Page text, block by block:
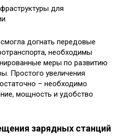
догнать передовые
необходимы
меры по развитию
Простого увеличения
– необходимо
мощность и удобство
зарядных станций